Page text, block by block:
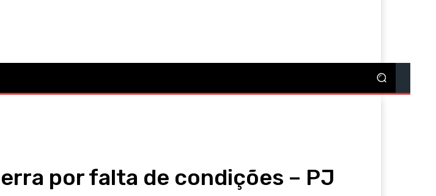
por falta de condições – PJ